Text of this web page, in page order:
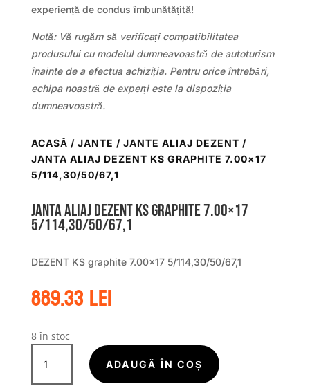
experiență de condus îmbunătățită!
Notă: Vă rugăm să verificați compatibilitatea
produsului cu modelul dumneavoastră de autoturism
înainte de a efectua achiziția. Pentru orice întrebări,
echipa noastră de experți este la dispoziția
dumneavoastră.
ACASĂ / JANTE / JANTE ALIAJ DEZENT /
JANTA ALIAJ DEZENT KS GRAPHITE 7.00×17
5/114,30/50/67,1
Janta aliaj DEZENT KS graphite 7.00×17
5/114,30/50/67,1
DEZENT KS graphite 7.00×17 5/114,30/50/67,1
889.33lei
8 în stoc
Cantitate
Janta
ADAUGĂ ÎN COȘ